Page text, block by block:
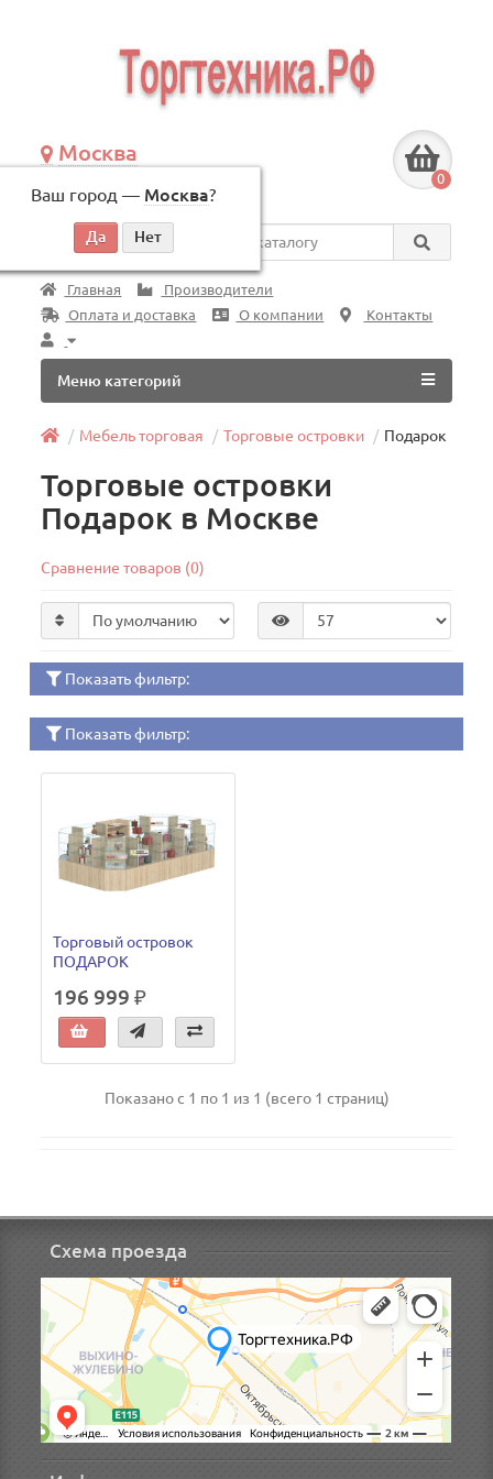
Москва
Ваш город — Москва?
по будням, с 09:00 до 18:00
0
Везде
Главная
Производители
Оплата и доставка
О компании Контакты
Меню категорий
Мебель торговая Торговые островки Подарок
Торговые островки
Подарок в Москве
Сравнение товаров (0)
Показать фильтр:
Показать фильтр:
Торговый островок
ПОДАРОК
196 999 ₽
Показано с 1 по 1 из 1 (всего 1 страниц)
Схема проезда